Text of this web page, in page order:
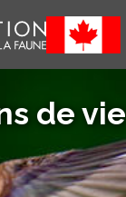
de vie